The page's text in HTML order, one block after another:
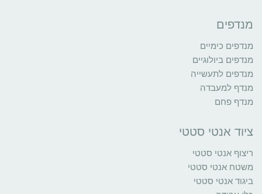
מנדפים
מנדפים כימיים
מנדפים ביולוגיים
מנדפים לתעשייה
מנדף למעבדה
מנדף פחם
ציוד אנטי סטטי
ריצוף אנטי סטטי
משטח אנטי סטטי
ביגוד אנטי סטטי